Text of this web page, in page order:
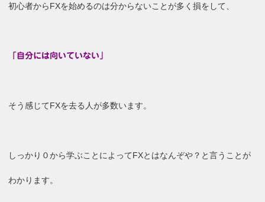
初心者からFXを始めるのは分からないことが多く損をして、
「自分には向いていない」
そう感じてFXを去る人が多数います。
しっかり０から学ぶことによってFXとはなんぞや？と言うことが
わかります。